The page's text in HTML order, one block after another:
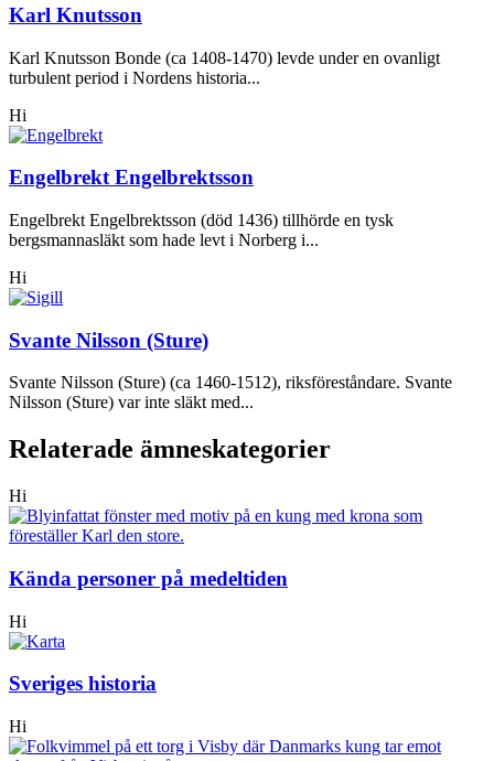
Karl Knutsson
Karl Knutsson Bonde (ca 1408-1470) levde under en ovanligt
turbulent period i Nordens historia...
Hi
Engelbrekt Engelbrektsson
Engelbrekt Engelbrektsson (död 1436) tillhörde en tysk
bergsmannasläkt som hade levt i Norberg i...
Hi
Svante Nilsson (Sture)
Svante Nilsson (Sture) (ca 1460-1512), riksföreståndare. Svante
Nilsson (Sture) var inte släkt med...
Relaterade ämneskategorier
Hi
Kända personer på medeltiden
Hi
Sveriges historia
Hi